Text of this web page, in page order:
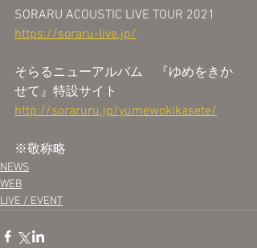
SORARU ACOUSTIC LIVE TOUR 2021
https://soraru-live.jp/
そらるニューアルバム　『ゆめをきか
せて』特設サイト
http://soraruru.jp/yumewokikasete/
※敬称略
NEWS
WEB
LIVE / EVENT